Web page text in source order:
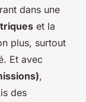
dans une
et la
plus, surtout
Et avec
,
des